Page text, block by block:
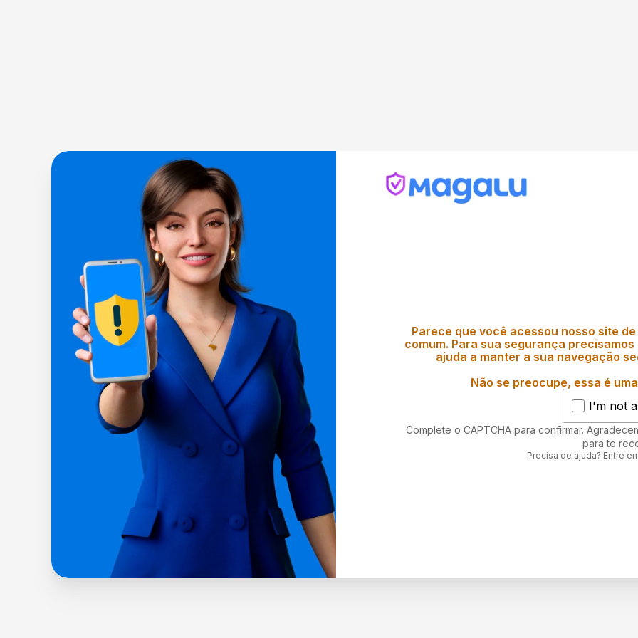
Parece que você acessou nosso site
comum. Para sua segurança
ajuda a manter a sua navegação
Não se preocupe, essa é
I'm not
Complete o CAPTCHA para confirmar.
para te
Precisa de ajuda? Entre